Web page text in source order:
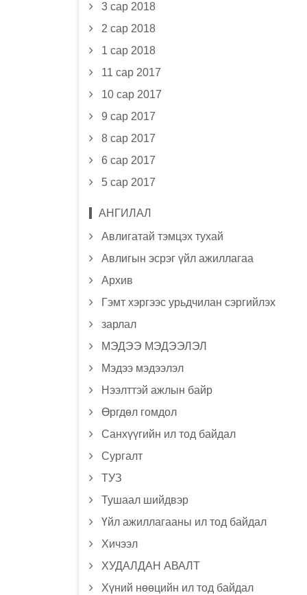
3 сар 2018
2 сар 2018
1 сар 2018
11 сар 2017
10 сар 2017
9 сар 2017
8 сар 2017
6 сар 2017
5 сар 2017
АНГИЛАЛ
Авлигатай тэмцэх тухай
Авлигын эсрэг үйл ажиллагаа
Архив
Гэмт хэргээс урьдчилан сэргийлэх
зарлал
МЭДЭЭ МЭДЭЭЛЭЛ
Мэдээ мэдээлэл
Нээлттэй ажлын байр
Өргдөл гомдол
Санхүүгийн ил тод байдал
Сургалт
ТУЗ
Тушаал шийдвэр
Үйл ажиллагааны ил тод байдал
Хичээл
ХУДАЛДАН АВАЛТ
Хүний нөөцийн ил тод байдал